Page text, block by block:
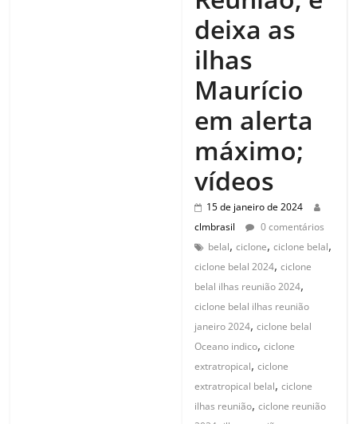
deixa as
ilhas
Maurício
em alerta
máximo;
vídeos
15 de janeiro de 2024
clmbrasil
0 comentários
belal,ciclone,ciclone belal,
ciclone belal 2024,ciclone
belal ilhas reunião 2024,
ciclone belal ilhas reunião
janeiro 2024,ciclone belal
Oceano indico,ciclone
extratropical,ciclone
extratropical belal,ciclone
ilhas reunião,ciclone reunião